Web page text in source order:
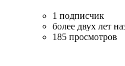
1 подписчик
более двух лет
185 просмотров